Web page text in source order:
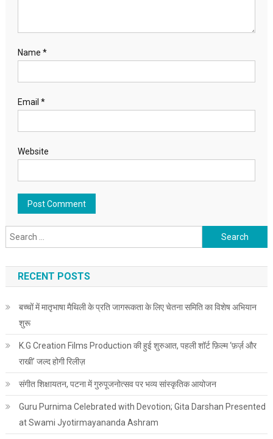
Name *
Email *
Website
Search for:
RECENT POSTS
बच्चों में मातृभाषा मैथिली के प्रति जागरूकता के लिए चेतना समिति का विशेष अभियान
शुरू
K.G Creation Films Production की हुई शुरुआत, पहली शॉर्ट फ़िल्म ‘फ़र्ज़ और
राखी’ जल्द होगी रिलीज़
संगीत शिक्षायतन, पटना में गुरुपूजनोत्सव पर भव्य सांस्कृतिक आयोजन
Guru Purnima Celebrated with Devotion; Gita Darshan Presented
at Swami Jyotirmayananda Ashram